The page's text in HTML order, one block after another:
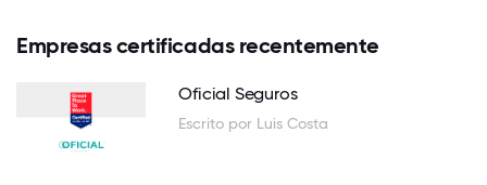
Empresas certificadas recentemente
Oficial Seguros
Escrito por Luis Costa